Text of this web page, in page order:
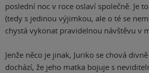
poslední noc v roce oslaví společně. Je
(tedy s jedinou výjimkou, ale o té se
chystá vykonat pravidelnou návštěvu v
Jenže něco je jinak, Juriko se chová
dochází, že jeho matka bojuje s